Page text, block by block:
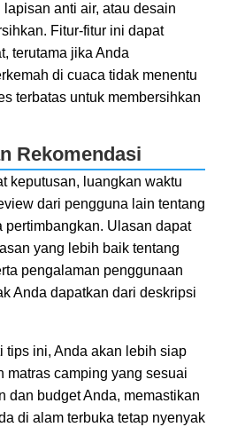
anti air, atau desain
Fitur-fitur ini dapat
terutama jika Anda
di cuaca tidak menentu
terbatas untuk membersihkan
Rekomendasi
keputusan, luangkan waktu
dari pengguna lain tentang
pertimbangkan. Ulasan dapat
yang lebih baik tentang
pengalaman penggunaan
Anda dapatkan dari deskripsi
tips ini, Anda akan lebih siap
matras camping yang sesuai
dan budget Anda, memastikan
di alam terbuka tetap nyenyak